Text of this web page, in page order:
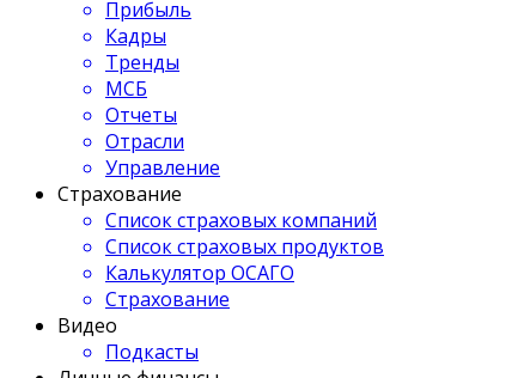
Прибыль
Кадры
Тренды
МСБ
Отчеты
Отрасли
Управление
Страхование
Список страховых компаний
Список страховых продуктов
Калькулятор ОСАГО
Страхование
Видео
Подкасты